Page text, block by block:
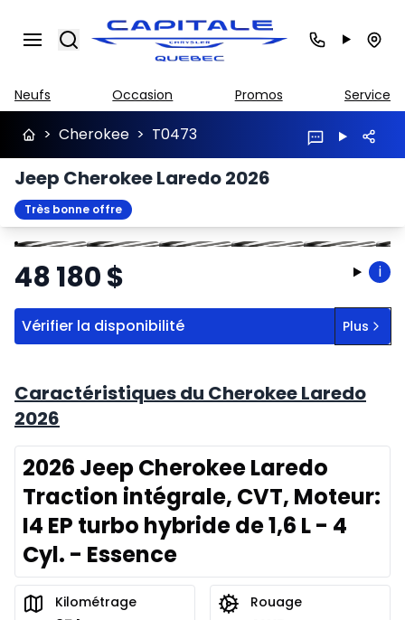
Search
Neufs Occasion Promos Service
> Cherokee > T0473
Jeep Cherokee Laredo 2026
Très bonne offre
ArrêterPrécédent
Suivant
48 180$ i
Vérifier la disponibilité Plus
Caractéristiques du Cherokee Laredo
2026
2026 Jeep Cherokee Laredo
Traction intégrale, CVT, Moteur:
I4 EP turbo hybride de 1,6 L - 4
Cyl. - Essence
Kilométrage Rouage